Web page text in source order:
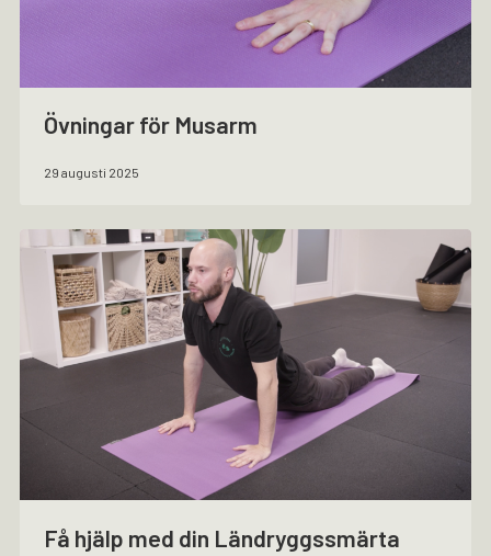
Övningar för Musarm
29 augusti 2025
Få hjälp med din Ländryggssmärta